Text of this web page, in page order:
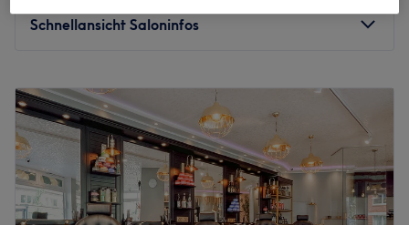
Schnellansicht Saloninfos
Dienstag
–18:00
Mittwoch
10:00
18:00
Donnerstag
10:00–
Freitag
10:00–18:00
Samstag
Geschlossen
Sonntag
Geschlossen